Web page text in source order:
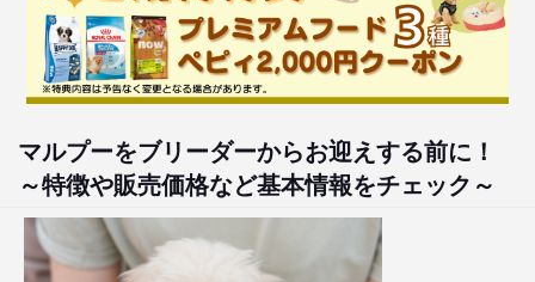
マルプーをブリーダーからお迎えする前に！
～特徴や販売価格など基本情報をチェック～